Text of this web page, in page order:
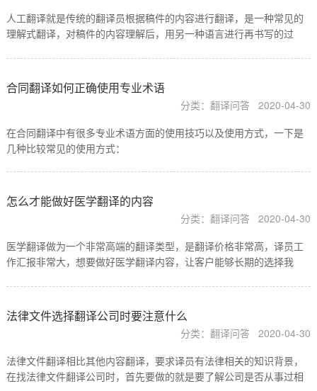
人工翻译就是传统的翻译员根据稿件的内容进行翻译，是一种常见的
理解式翻译，对稿件的内容理解后，用另一种语言进行再书写的过
合同翻译如何正确使用专业术语
分类：翻译问答
2020-04-30
在合同翻译中有很多专业术语方面的使用技巧以及使用方式，一下是
几种比较常见的使用方式：
怎么才能做好医学翻译的内容
分类：翻译问答
2020-04-30
医学翻译做为一个非常高端的翻译类型，是翻译价格非常高，译员工
作汇报非常大，想要做好医学翻译内容，让客户能够长期的选择我
法律文件选择翻译公司时要注意什么
分类：翻译问答
2020-04-30
法律文件翻译相比其他内容翻译，要求译员有法律相关的知识背景，
在找法律文件翻译公司时，首先要做的就是要了解公司是否从事过相